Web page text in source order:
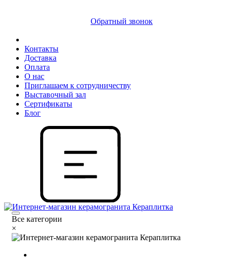
Обратный звонок
Контакты
Доставка
Оплата
О нас
Приглашаем к сотрудничеству
Выставочный зал
Сертификаты
Блог
Все категории
×